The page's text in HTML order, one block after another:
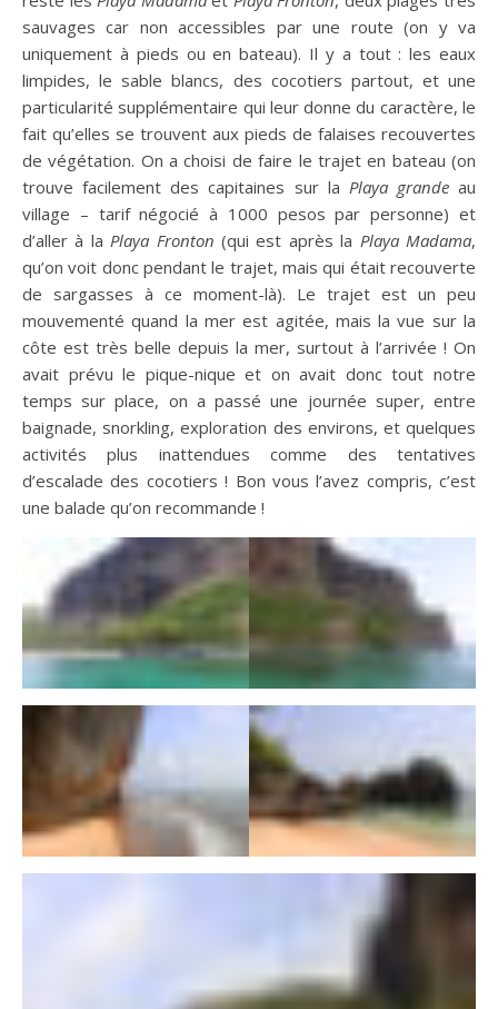
sauvages car non accessibles par une route (on y va
uniquement à pieds ou en bateau). Il y a tout : les eaux
limpides, le sable blancs, des cocotiers partout, et une
particularité supplémentaire qui leur donne du caractère, le
fait qu’elles se trouvent aux pieds de falaises recouvertes
de végétation. On a choisi de faire le trajet en bateau (on
trouve facilement des capitaines sur la Playa grandeau
village – tarif négocié à 1000 pesos par personne) et
d’aller à laPlaya Fronton (qui est après la Playa Madama,
qu’on voit donc pendant le trajet, mais qui était recouverte
de sargasses à ce moment-là). Le trajet est un peu
mouvementé quand la mer est agitée, mais la vue sur la
côte est très belle depuis la mer, surtout à l’arrivée ! On
avait prévu le pique-nique et on avait donc tout notre
temps sur place, on a passé une journée super, entre
baignade, snorkling, exploration des environs, et quelques
activités plus inattendues comme des tentatives
d’escalade des cocotiers ! Bon vous l’avez compris, c’est
une balade qu’on recommande !